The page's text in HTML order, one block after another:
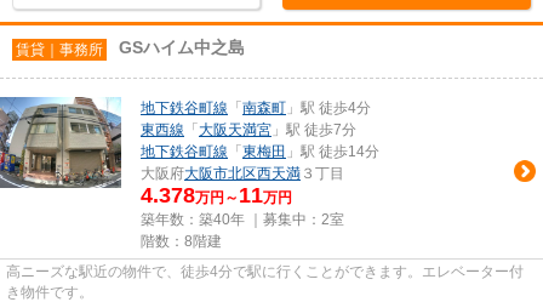
賃貸｜事務所 GSハイム中之島
地下鉄谷町線 「 南森町 」駅 徒歩4分
東西線 「 大阪天満宮 」駅 徒歩7分
地下鉄谷町線 「 東梅田 」駅 徒歩14分
大阪府大阪市北区西天満 ３丁目
4.378万円～ 11万円
築年数：築40年 ｜募集中： 2室
階数：8階建
高ニーズな駅近の物件で、徒歩4分で駅に行くことができます。エレベーター付
き物件です。